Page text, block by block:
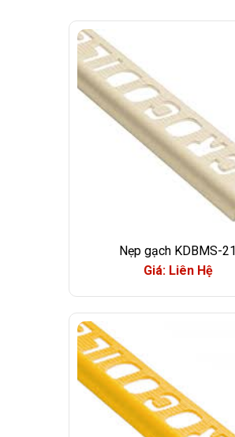
Nẹp gạch KDBMS-21
Giá: Liên Hệ